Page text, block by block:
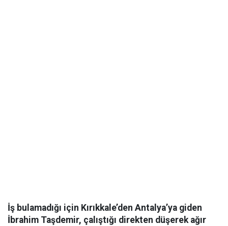
İş bulamadığı için Kırıkkale’den Antalya’ya giden
İbrahim Taşdemir, çalıştığı direkten düşerek ağır